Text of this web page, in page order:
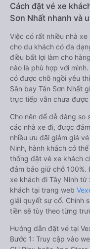
Cách đặt vé xe
Sơn Nhất nhanh và
Việc có rất nhiều nhà
cho du khách có đa
điều bất lợi làm cho
nào là phù hợp với
có được chỗ ngồi yêu
Sân bay Tân Sơn Nhất
trực tiếp vẫn chưa được
Cho nên để dễ dàng so
các nhà xe đi, được
nhiều ưu đãi giảm giá
Ninh, hành khách có
thống đặt vé xe khách
đảm bảo giữ chỗ
xe khách đi Tây Ninh từ
khách tại trang web
giải quyết sự cố. Chính
tiền sẽ tùy theo từng
Hướng dẫn đặt vé tại
Bước 1: Truy cập vào